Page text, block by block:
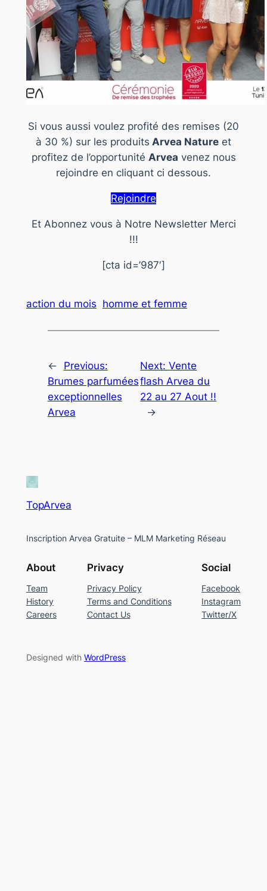
Si vous aussi voulez profité des remises (20
à 30 %) sur les produits Arvea Nature et
profitez de l’opportunité Arvea venez nous
rejoindre en cliquant ci dessous.
Rejoindre
Et Abonnez vous à Notre Newsletter Merci
!!!
[cta id=’987′]
action du mois homme et femme
←
Previous:
Brumes parfumées
exceptionnelles
Arvea
Next:Vente
flash Arvea du
22 au 27 Aout !!
→
TopArvea
Inscription Arvea Gratuite – MLM Marketing Réseau
About
Team
History
Careers
Privacy
Privacy Policy
Terms and Conditions
Contact Us
Social
Facebook
Instagram
Twitter/X
Designed with WordPress